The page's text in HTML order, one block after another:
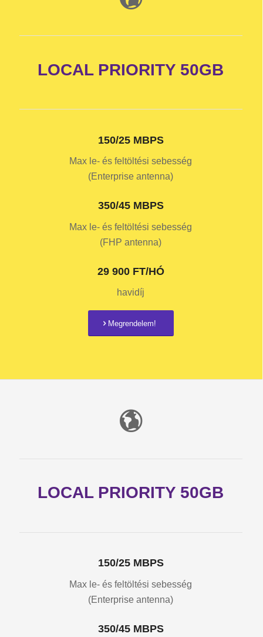
LOCAL PRIORITY 50GB
150/25 MBPS
Max le- és feltöltési sebesség
(Enterprise antenna)
350/45 MBPS
Max le- és feltöltési sebesség
(FHP antenna)
29 900 FT/HÓ
havidíj
Megrendelem!
LOCAL PRIORITY 50GB
150/25 MBPS
Max le- és feltöltési sebesség
(Enterprise antenna)
350/45 MBPS